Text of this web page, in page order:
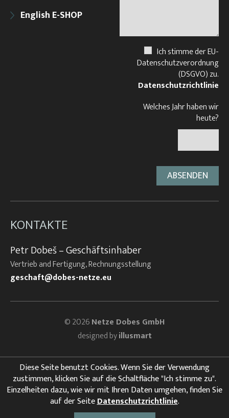
English E-SHOP
Ich stimme der EU-
Datenschutzverordnung
(DSGVO) zu.
Datenschutzrichtlinie
Welches Jahr haben wir
heute?
KONTAKTE
Petr Dobeš – Geschäftsinhaber
Vertrieb and Fertigung, Rechnungsstellung
geschaft@dobes-netze.eu
© 2026Netze Dobes GmbH
designed byillusmart
Diese Seite benutzt Cookies. Wenn Sie der Verwendung
zustimmen, klicken Sie auf die Schaltfläche "Ich stimme zu".
Einzelheiten dazu, wie wir mit Ihren Daten umgehen, finden Sie
auf der SeiteDatenschutzrichtlinie.